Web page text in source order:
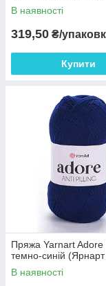
В наявності
319,50 ₴/
Купити
Пряжа Yarnart
темно-синій
В наявності